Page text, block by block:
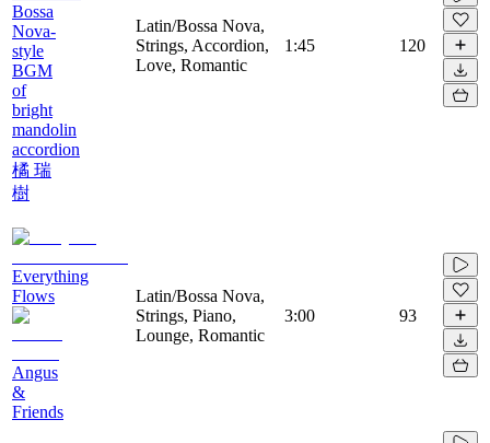
Bossa
Nova-
style
BGM
of
bright
mandolin
accordion
橘 瑞
樹
Latin/Bossa Nova,
Strings, Accordion,
Love, Romantic
1:45 120
Everything
Flows
Angus
&
Friends
Latin/Bossa Nova,
Strings, Piano,
Lounge, Romantic
3:00 93